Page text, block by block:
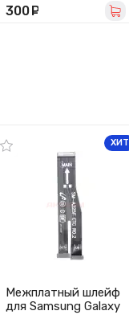
300
Межплатный шлейф
для Samsung Galaxy
ХИТ